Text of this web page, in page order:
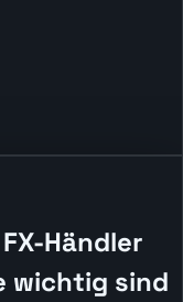
Händler
wichtig sind